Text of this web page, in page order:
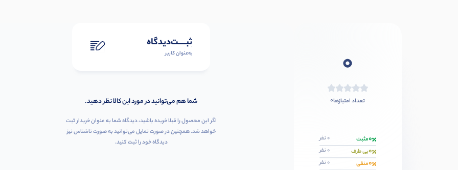
0
تعداد امتیازها0
0مثبت 0 نفر
0بی طرف 0 نفر
0منفی 0 نفر
ثبـــــت‌دیدگاه
به‌عنوان کاربر
شما هم می‌توانید در مورد این کالا نظر دهید.
اگر این محصول را قبلا خریده باشید، دیدگاه شما به عنوان خریدار ثبت
خواهد شد. همچنین در صورت تمایل می‌توانید به صورت ناشناس نیز
دیدگاه خود را ثبت کنید.